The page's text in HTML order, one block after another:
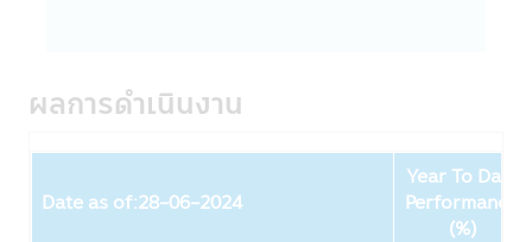
ให้บริการ หรือเสนอขายสินค้าต่างๆ ใน
สินค้าจากเว็บไซต์ดังกล่าวควรต้องศึกษา และ
ตรวจสอบข้อมูล โดยละเอียดก่อนตัดสินใจรับ
บริการซื้อสินค้า หรือดำเนินการใดๆ บริษัท
ผลการดำเนินงาน
Date as of:28-06-2024
Year To Date
Performance
(%)